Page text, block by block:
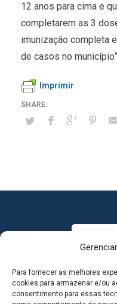
Para fornecer as melhores
cookies para armazenar e/ou
consentimento para essas
12 anos para cima e
completarem as 3
imunização completa
de casos no
Imprimir